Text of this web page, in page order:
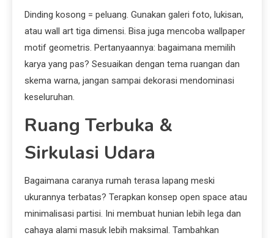
Dinding kosong = peluang. Gunakan galeri foto, lukisan,
atau wall art tiga dimensi. Bisa juga mencoba wallpaper
motif geometris. Pertanyaannya: bagaimana memilih
karya yang pas? Sesuaikan dengan tema ruangan dan
skema warna, jangan sampai dekorasi mendominasi
keseluruhan.
Ruang Terbuka &
Sirkulasi Udara
Bagaimana caranya rumah terasa lapang meski
ukurannya terbatas? Terapkan konsep open space atau
minimalisasi partisi. Ini membuat hunian lebih lega dan
cahaya alami masuk lebih maksimal. Tambahkan